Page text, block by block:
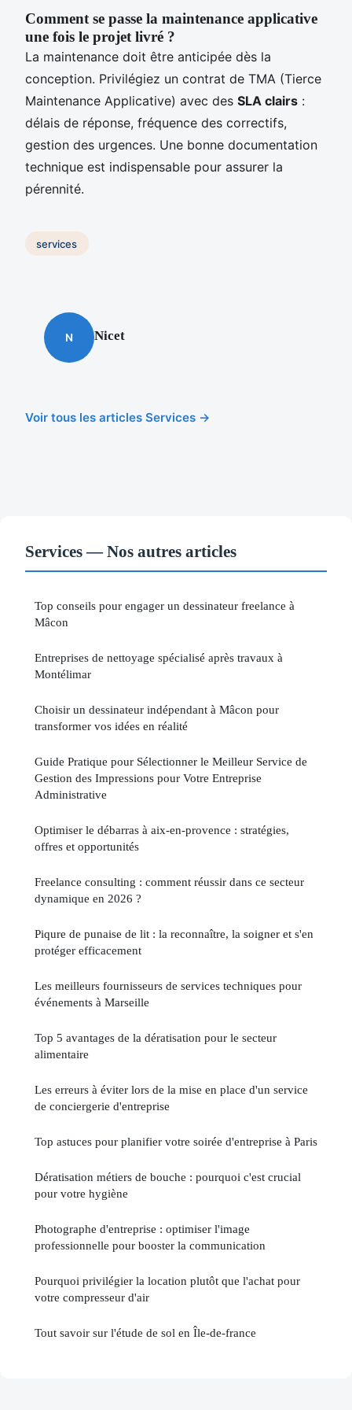
Comment se passe la maintenance applicative
une fois le projet livré ?
La maintenance doit être anticipée dès la
conception. Privilégiez un contrat de TMA (Tierce
Maintenance Applicative) avec des SLA clairs :
délais de réponse, fréquence des correctifs,
gestion des urgences. Une bonne documentation
technique est indispensable pour assurer la
pérennité.
services
N Nicet
Voir tous les articles Services →
Services — Nos autres articles
Top conseils pour engager un dessinateur freelance à
Mâcon
Entreprises de nettoyage spécialisé après travaux à
Montélimar
Choisir un dessinateur indépendant à Mâcon pour
transformer vos idées en réalité
Guide Pratique pour Sélectionner le Meilleur Service de
Gestion des Impressions pour Votre Entreprise
Administrative
Optimiser le débarras à aix-en-provence : stratégies,
offres et opportunités
Freelance consulting : comment réussir dans ce secteur
dynamique en 2026 ?
Piqure de punaise de lit : la reconnaître, la soigner et s'en
protéger efficacement
Les meilleurs fournisseurs de services techniques pour
événements à Marseille
Top 5 avantages de la dératisation pour le secteur
alimentaire
Les erreurs à éviter lors de la mise en place d'un service
de conciergerie d'entreprise
Top astuces pour planifier votre soirée d'entreprise à Paris
Dératisation métiers de bouche : pourquoi c'est crucial
pour votre hygiène
Photographe d'entreprise : optimiser l'image
professionnelle pour booster la communication
Pourquoi privilégier la location plutôt que l'achat pour
votre compresseur d'air
Tout savoir sur l'étude de sol en Île-de-france